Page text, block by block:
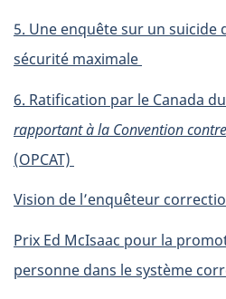
5. Une enquête sur un suicide
sécurité maximale
6. Ratification par le Canada du
rapportant à la Convention
(OPCAT)
Vision de l’enquêteur
Prix Ed McIsaac pour la
personne dans le système